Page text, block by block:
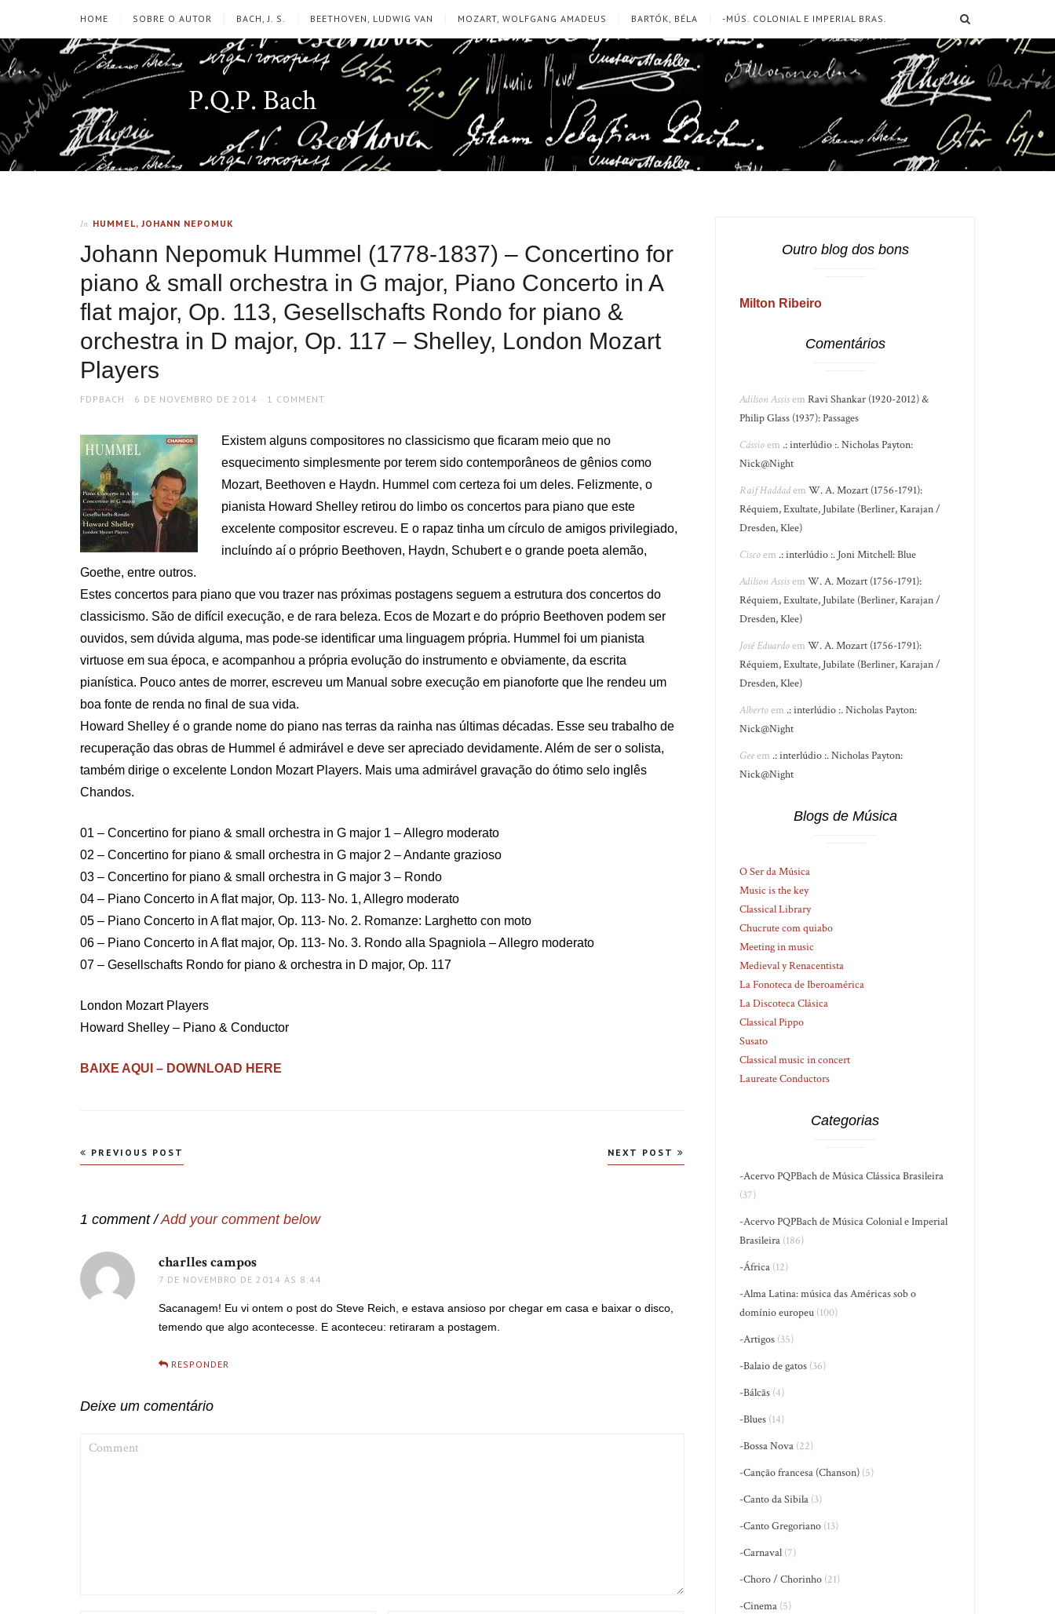
HOME SOBRE O AUTOR BACH, J. S. BEETHOVEN, LUDWIG VAN MOZART, WOLFGANG AMADEUS BARTÓK, BÉLA -MÚS. COLONIAL E IMPERIAL BRAS.
P.Q.P. Bach
In HUMMEL, JOHANN NEPOMUK
Johann Nepomuk Hummel (1778-1837) – Concertino for
piano & small orchestra in G major, Piano Concerto in A
flat major, Op. 113, Gesellschafts Rondo for piano &
orchestra in D major, Op. 117 – Shelley, London Mozart
Players
AUTHOR
FDPBACH
POSTED
6 DE NOVEMBRO DE 2014 1 COMMENT
Existem alguns compositores no classicismo que ficaram meio que no
esquecimento simplesmente por terem sido contemporâneos de gênios como
Mozart, Beethoven e Haydn. Hummel com certeza foi um deles. Felizmente, o
pianista Howard Shelley retirou do limbo os concertos para piano que este
excelente compositor escreveu. E o rapaz tinha um círculo de amigos privilegiado,
incluíndo aí o próprio Beethoven, Haydn, Schubert e o grande poeta alemão,
Goethe, entre outros.
Estes concertos para piano que vou trazer nas próximas postagens seguem a estrutura dos concertos do
classicismo. São de difícil execução, e de rara beleza. Ecos de Mozart e do próprio Beethoven podem ser
ouvidos, sem dúvida alguma, mas pode-se identificar uma linguagem própria. Hummel foi um pianista
virtuose em sua época, e acompanhou a própria evolução do instrumento e obviamente, da escrita
pianística. Pouco antes de morrer, escreveu um Manual sobre execução em pianoforte que lhe rendeu um
boa fonte de renda no final de sua vida.
Howard Shelley é o grande nome do piano nas terras da rainha nas últimas décadas. Esse seu trabalho de
recuperação das obras de Hummel é admirável e deve ser apreciado devidamente. Além de ser o solista,
também dirige o excelente London Mozart Players. Mais uma admirável gravação do ótimo selo inglês
Chandos.
01 – Concertino for piano & small orchestra in G major 1 – Allegro moderato
02 – Concertino for piano & small orchestra in G major 2 – Andante grazioso
03 – Concertino for piano & small orchestra in G major 3 – Rondo
04 – Piano Concerto in A flat major, Op. 113- No. 1, Allegro moderato
05 – Piano Concerto in A flat major, Op. 113- No. 2. Romanze: Larghetto con moto
06 – Piano Concerto in A flat major, Op. 113- No. 3. Rondo alla Spagniola – Allegro moderato
07 – Gesellschafts Rondo for piano & orchestra in D major, Op. 117
London Mozart Players
Howard Shelley – Piano & Conductor
BAIXE AQUI – DOWNLOAD HERE
Navegação
PREVIOUS POST NEXT POST
1 comment /Add your comment below
charlles campos
7 DE NOVEMBRO DE 2014 ÀS 8:44
Sacanagem! Eu vi ontem o post do Steve Reich, e estava ansioso por chegar em casa e baixar o disco,
temendo que algo acontecesse. E aconteceu: retiraram a postagem.
RESPONDER
Deixe um comentário
Outro blog dos bons
Milton Ribeiro
Comentários
Adilson AssisemRavi Shankar (1920-2012) &
Philip Glass (1937): Passages
Cássioem .: interlúdio :. Nicholas Payton:
Nick@Night
Raif HaddademW. A. Mozart (1756-1791):
Réquiem, Exultate, Jubilate (Berliner, Karajan /
Dresden, Klee)
Ciscoem .: interlúdio :. Joni Mitchell: Blue
Adilson AssisemW. A. Mozart (1756-1791):
Réquiem, Exultate, Jubilate (Berliner, Karajan /
Dresden, Klee)
José EduardoemW. A. Mozart (1756-1791):
Réquiem, Exultate, Jubilate (Berliner, Karajan /
Dresden, Klee)
Albertoem .: interlúdio :. Nicholas Payton:
Nick@Night
Geeem .: interlúdio :. Nicholas Payton:
Nick@Night
Blogs de Música
O Ser da Música
Music is the key
Classical Library
Chucrute com quiabo
Meeting in music
Medieval y Renacentista
La Fonoteca de Iberoamérica
La Discoteca Clásica
Classical Pippo
Susato
Classical music in concert
Laureate Conductors
Categorias
-Acervo PQPBach de Música Clássica Brasileira
(37)
-Acervo PQPBach de Música Colonial e Imperial
Brasileira (186)
-África (12)
-Alma Latina: música das Américas sob o
domínio europeu (100)
-Artigos (35)
-Balaio de gatos (36)
-Bálcãs (4)
-Blues (14)
-Bossa Nova (22)
-Canção francesa (Chanson) (5)
-Canto da Sibila (3)
-Canto Gregoriano (13)
-Carnaval (7)
-Choro / Chorinho (21)
-Cinema (5)